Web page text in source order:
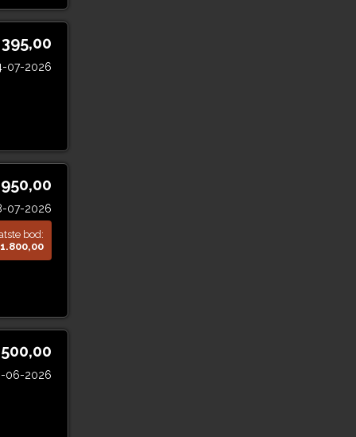
07-2026
07-2026
bod:
06-2026